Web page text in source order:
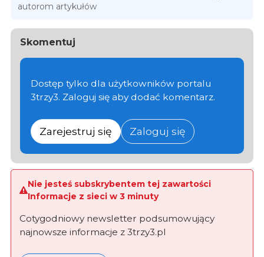
autorom artykułów
Skomentuj
Dostęp tylko dla użytkowników portalu
3trzy3. Zaloguj się aby dodać komentarz.
Zarejestruj się Zaloguj się
Nie jesteś subskrybentem tej zawartości
Informacje z sieci w 3 minuty
Cotygodniowy newsletter podsumowujący
najnowsze informacje z 3trzy3.pl